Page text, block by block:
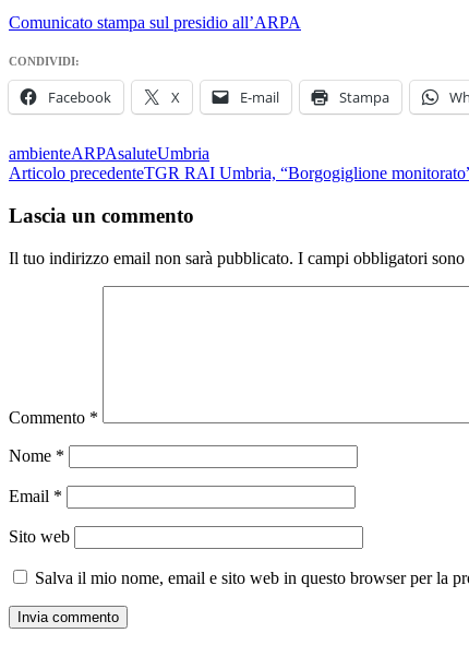
Comunicato stampa sul presidio all’ARPA
CONDIVIDI:
Facebook X E-mail Stampa
ambienteARPAsaluteUmbria
Navigazione
articolo
Articolo precedenteTGR RAI Umbria, “Borgogiglione
Lascia un commento
Il tuo indirizzo email non sarà pubblicato. I campi obbligatori sono
Commento *
Nome *
Email *
Sito web
Salva il mio nome, email e sito web in questo browser per la